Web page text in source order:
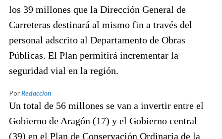
los 39 millones que la Dirección General de
Carreteras destinará al mismo fin a través del
personal adscrito al Departamento de Obras
Públicas. El Plan permitirá incrementar la
seguridad vial en la región.
PorRedaccion
Un total de 56 millones se van a invertir entre el
Gobierno de Aragón (17) y el Gobierno central
(39) en el Plan de Conservación Ordinaria de la